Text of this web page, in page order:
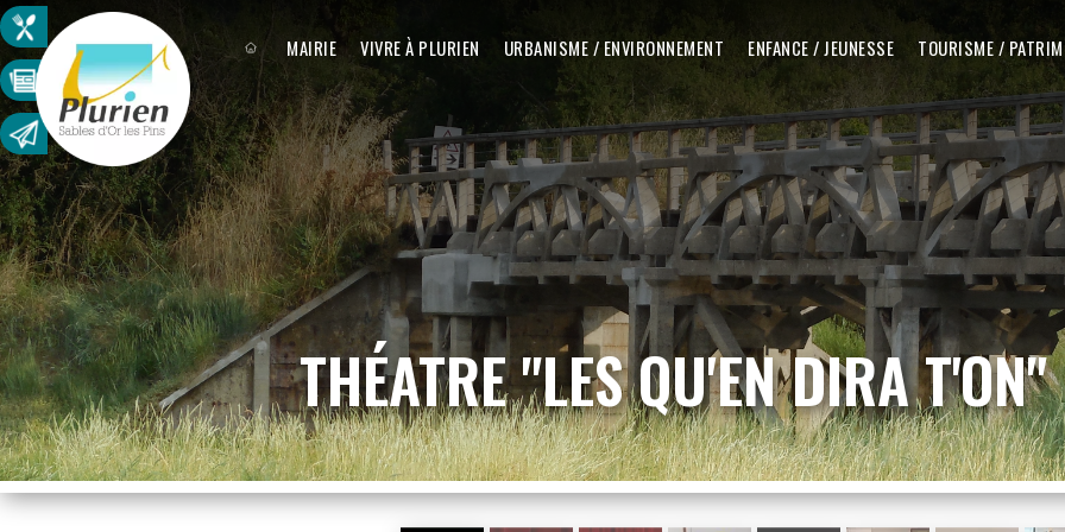
MAIRIE VIVRE À PLURIEN URBANISME / ENVIRONNEMENT ENFANCE / JEUNESSE TOURISME /
THÉATRE "LES QU'EN DIRA T'ON"